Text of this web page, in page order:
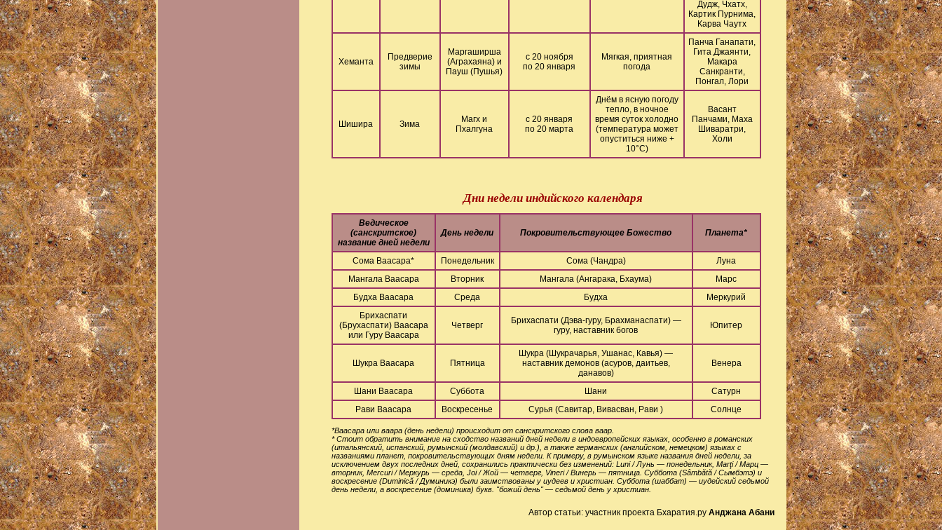
Дудж, Чхатх,
Картик Пурнима,
Карва Чаутх
Хеманта
Предверие
зимы
Маргаширша
(Аграхаяна) и
Пауш (Пушья)
с 20 ноября
по 20 января
Мягкая, приятная
погода
Панча Ганапати,
Гита Джаянти,
Макара
Санкранти,
Понгал, Лори
Шишира Зима
Магх и
Пхалгуна
с 20 января
по 20 марта
Днём в ясную погоду
тепло, в ночное
время суток холодно
(температура может
опуститься ниже +
10°С)
Васант
Панчами, Маха
Шиваратри,
Холи
Дни недели индийского календаря
Ведическое
(санскритское)
название дней недели
День недели Покровительствующее Божество Планета*
Сома Ваасара* Понедельник Сома (Чандра)
Луна
Мангала Ваасара
Вторник Мангала (Ангарака, Бхаума)
Марс
Будха Ваасара
Среда Будха
Меркурий
Брихаспати
(Брухаспати) Ваасара
или Гуру Ваасара
Четверг
Брихаспати (Дэва-гуру, Брахманаспати) —
гуру, наставник богов
Юпитер
Шукра Ваасара Пятница
Шукра (Шукрачарья, Ушанас, Кавья) —
наставник демонов (асуров, даитьев,
данавов)
Венера
Шани Ваасара Суббота Шани
Сатурн
Рави Ваасара
Воскресенье Сурья (Савитар, Вивасван, Рави ) Солнце
*Ваасара или ваара (день недели) происходит от санскритского слова ваар.
* Стоит обратить внимание на сходство названий дней недели в индоевропейских языках, особенно в романских
(итальянский, испанский, румынский (молдавский) и др.), а также германских (английском, немецком) языках с
названиями планет, покровительствующих дням недели. К примеру, в румынском языке названия дней недели, за
исключением двух последних дней, сохранились практически без изменений: Luni / Лунь — понедельник, Marţi / Марц —
вторник, Mercuri / Меркурь — среда, Joi / Жой — четверг, Vineri / Винерь — пятница. Суббота (Sâmbătă / Сымбэтэ) и
воскресение (Duminică / Думиникэ) были заимствованы у иудеев и христиан. Суббота (шаббат) — иудейский седьмой
день недели, а воскресение (доминика) букв. "божий день" — седьмой день у христиан.
Автор статьи: участник проекта Бхаратия.руАнджана Абани